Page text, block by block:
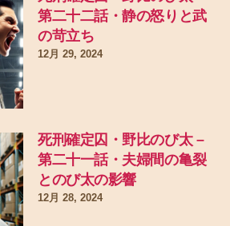
第二十二話・静の怒りと武
の苛立ち
12月 29, 2024
死刑確定囚・野比のび太 –
第二十一話・夫婦間の亀裂
とのび太の影響
12月 28, 2024